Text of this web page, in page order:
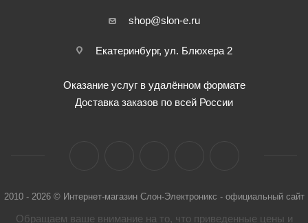
shop@slon-e.ru
Екатеринбург, ул. Блюхера 2
Оказание услуг в удалённом формате
Доставка заказов по всей России
2010 - 2026 © Интернет-магазин Слон-Электроникс - официальный сайт
Обращаем ваше внимание на то, что приведенные цены и